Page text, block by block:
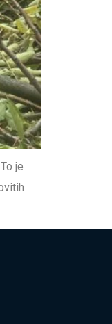
je